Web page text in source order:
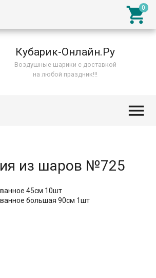

Кубарик-Онлайн.Ру
Воздушные шарики с доставкой
на любой праздник!!!

из шаров №725
45см 10шт
большая 90см 1шт